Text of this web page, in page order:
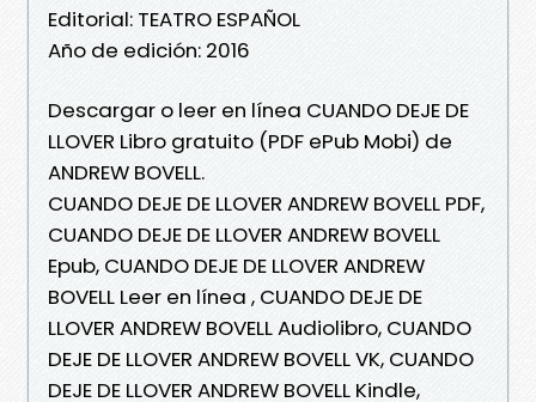
Editorial: TEATRO ESPAÑOL
Año de edición: 2016
Descargar o leer en línea CUANDO DEJE DE
LLOVER Libro gratuito (PDF ePub Mobi) de
ANDREW BOVELL.
CUANDO DEJE DE LLOVER ANDREW BOVELL PDF,
CUANDO DEJE DE LLOVER ANDREW BOVELL
Epub, CUANDO DEJE DE LLOVER ANDREW
BOVELL Leer en línea , CUANDO DEJE DE
LLOVER ANDREW BOVELL Audiolibro, CUANDO
DEJE DE LLOVER ANDREW BOVELL VK, CUANDO
DEJE DE LLOVER ANDREW BOVELL Kindle,